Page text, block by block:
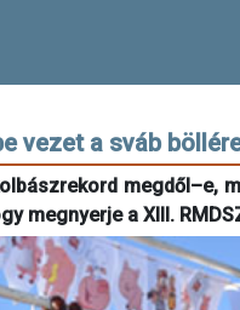
vezet a sváb
megdől–e,
megnyerje a XIII.